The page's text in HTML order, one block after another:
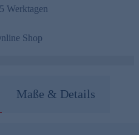
Werktagen
Shop
Maße & Details